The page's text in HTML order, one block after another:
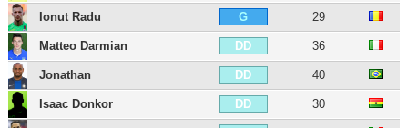
Ionut Radu G 29
Matteo Darmian DD 36
Jonathan DD 40
Isaac Donkor DD 30